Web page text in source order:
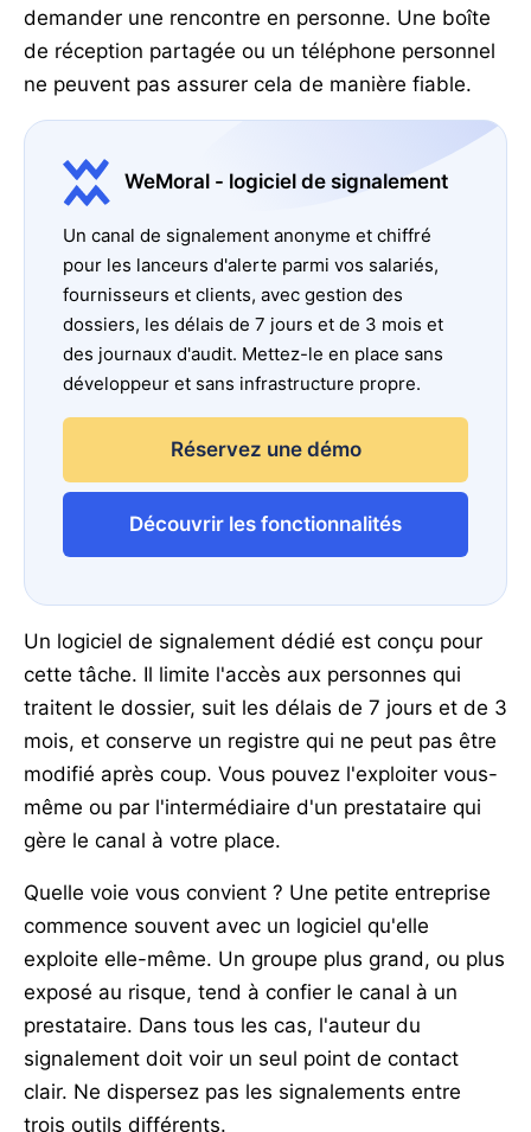
demander une rencontre en personne. Une boîte
de réception partagée ou un téléphone personnel
ne peuvent pas assurer cela de manière fiable.
WeMoral - logiciel de signalement
Un canal de signalement anonyme et chiffré
pour les lanceurs d'alerte parmi vos salariés,
fournisseurs et clients, avec gestion des
dossiers, les délais de 7 jours et de 3 mois et
des journaux d'audit. Mettez-le en place sans
développeur et sans infrastructure propre.
Réservez une démo
Découvrir les fonctionnalités
Un logiciel de signalement dédié est conçu pour
cette tâche. Il limite l'accès aux personnes qui
traitent le dossier, suit les délais de 7 jours et de 3
mois, et conserve un registre qui ne peut pas être
modifié après coup. Vous pouvez l'exploiter vous-
même ou par l'intermédiaire d'un prestataire qui
gère le canal à votre place.
Quelle voie vous convient ? Une petite entreprise
commence souvent avec un logiciel qu'elle
exploite elle-même. Un groupe plus grand, ou plus
exposé au risque, tend à confier le canal à un
prestataire. Dans tous les cas, l'auteur du
signalement doit voir un seul point de contact
clair. Ne dispersez pas les signalements entre
trois outils différents.